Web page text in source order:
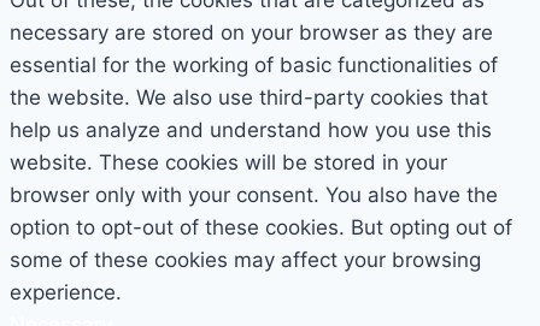
necessary are stored on your browser as they are
essential for the working of basic functionalities of
the website. We also use third-party cookies that
help us analyze and understand how you use this
website. These cookies will be stored in your
browser only with your consent. You also have the
option to opt-out of these cookies. But opting out of
some of these cookies may affect your browsing
experience.